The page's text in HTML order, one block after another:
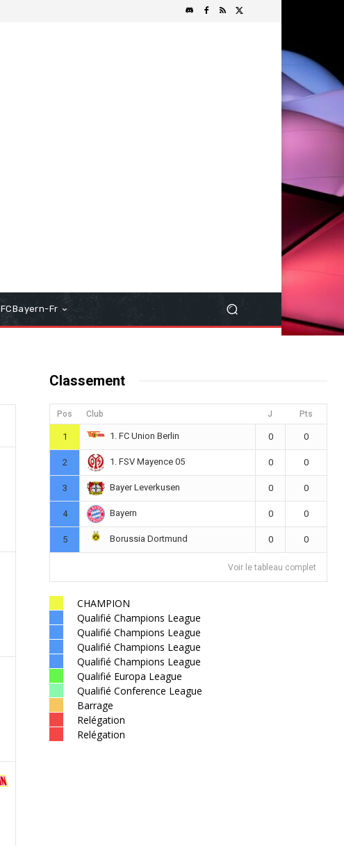
FCBayern-Fr
Classement
Pos Club J Pts
1 1. FC Union Berlin 0 0
2 1. FSV Mayence 05 0 0
3 Bayer Leverkusen 0 0
4 Bayern 0 0
5 Borussia Dortmund 0 0
Voir le tableau complet
CHAMPION
Qualifié Champions League
Qualifié Champions League
Qualifié Champions League
Qualifié Champions League
Qualifié Europa League
Qualifié Conference League
Barrage
Relégation
Relégation